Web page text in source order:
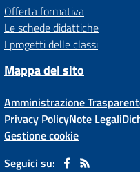
Offerta formativa
Le schede didattiche
I progetti delle classi
Mappa del sito
Amministrazione
Privacy PolicyNote Legali
Gestione cookie
Seguici su: